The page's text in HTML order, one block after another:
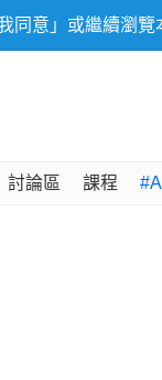
同意」或繼續瀏
討論區 課程